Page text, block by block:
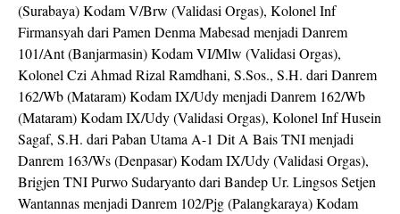
(Surabaya) Kodam V/Brw (Validasi Orgas), Kolonel Inf
Firmansyah dari Pamen Denma Mabesad menjadi Danrem
101/Ant (Banjarmasin) Kodam VI/Mlw (Validasi Orgas),
Kolonel Czi Ahmad Rizal Ramdhani, S.Sos., S.H. dari Danrem
162/Wb (Mataram) Kodam IX/Udy menjadi Danrem 162/Wb
(Mataram) Kodam IX/Udy (Validasi Orgas), Kolonel Inf Husein
Sagaf, S.H. dari Paban Utama A-1 Dit A Bais TNI menjadi
Danrem 163/Ws (Denpasar) Kodam IX/Udy (Validasi Orgas),
Brigjen TNI Purwo Sudaryanto dari Bandep Ur. Lingsos Setjen
Wantannas menjadi Danrem 102/Pjg (Palangkaraya) Kodam